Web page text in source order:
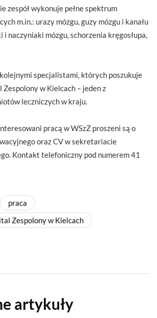
zespół wykonuje pełne spektrum
m.in.: urazy mózgu, guzy mózgu i kanału
naczyniaki mózgu, schorzenia kręgosłupa,
specjalistami, których poszukuje
w Kielcach – jeden z
leczniczych w kraju.
pracą w WSzZ proszeni są o
oraz CV w sekretariacie
Kontakt telefoniczny pod numerem 41
praca
Zespolony w Kielcach
artykuły